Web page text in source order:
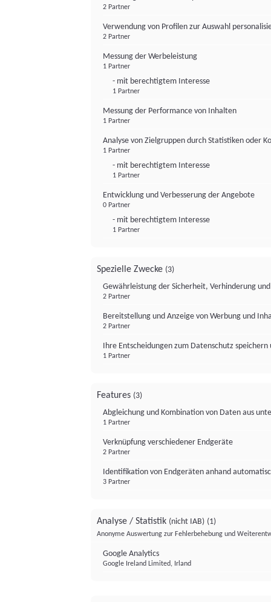
2 Partner
Verwendung von Profilen zur Auswahl
2 Partner
Messung der Werbeleistung
1 Partner
- mit berechtigtem Interesse
1 Partner
Messung der Performance von Inhalten
1 Partner
Analyse von Zielgruppen durch Statistiken oder
1 Partner
- mit berechtigtem Interesse
1 Partner
Entwicklung und Verbesserung der Angebote
0 Partner
- mit berechtigtem Interesse
1 Partner
Spezielle Zwecke (3)
Gewährleistung der Sicherheit, Verhinderung
2 Partner
Bereitstellung und Anzeige von Werbung und
2 Partner
Ihre Entscheidungen zum Datenschutz
1 Partner
Features (3)
Abgleichung und Kombination von Daten aus
1 Partner
Verknüpfung verschiedener Endgeräte
2 Partner
Identifikation von Endgeräten anhand
3 Partner
Analyse / Statistik (nicht IAB) (1)
Anonyme Auswertung zur Fehlerbehebung und
Google Analytics
Google Ireland Limited, Irland